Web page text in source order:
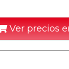
Ver precios